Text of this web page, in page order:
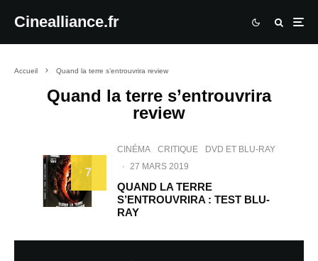
Cinealliance.fr
Accueil Quand la terre s’entrouvrira review
Quand la terre s’entrouvrira
review
7
CINÉMA CRITIQUE
DVD ET BLU-RAY
· 27 MARS 2019
QUAND LA TERRE
S’ENTROUVRIRA : TEST BLU-
RAY